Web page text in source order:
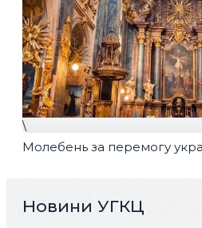
\
Молебень за перемогу
Новини УГКЦ